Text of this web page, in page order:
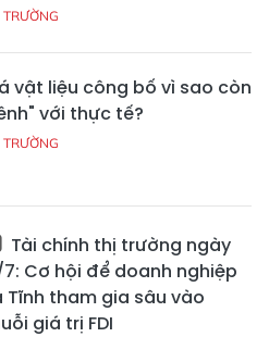
TRƯỜNG
vật liệu công bố vì sao còn
với thực tế?
TRƯỜNG
Tài chính thị trường ngày
7: Cơ hội để doanh nghiệp
Tĩnh tham gia sâu vào
giá trị FDI